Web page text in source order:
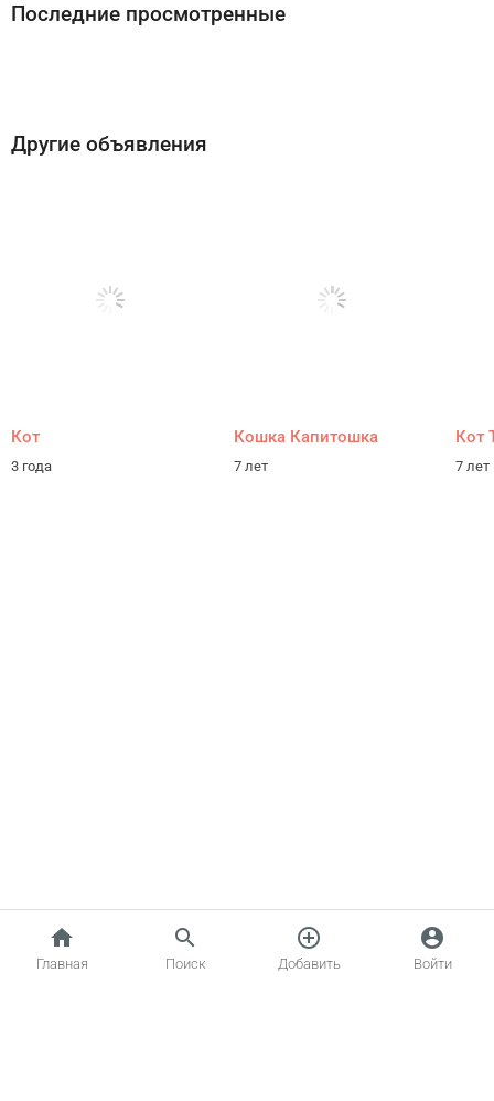
Последние просмотренные
Другие объявления
Кот
3 года
Кошка Капитошка
7 лет
Кот
7 лет
home
Главная
search
Поиск
add_circle_outline
Добавить
account_circle
Войти